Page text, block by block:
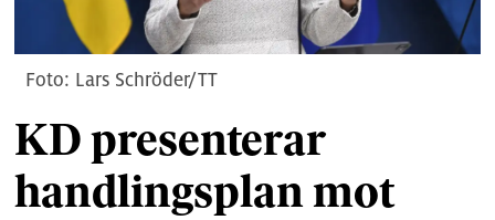
Lars Schröder/TT
KD presenterar
handlingsplan mot